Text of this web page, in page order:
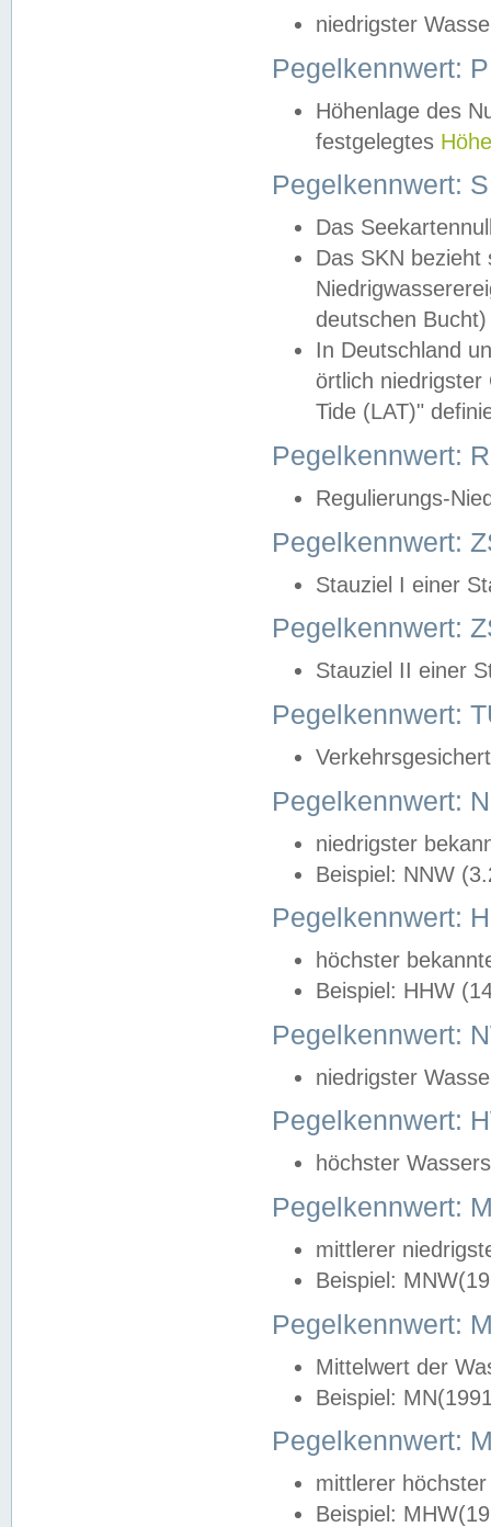
niedrigster
Pegelkennwert:
Höhenlage des
festgelegtes
Pegelkennwert:
Das
Das SKN
deutschen
In Deutschland
örtlich
Tide (LAT)"
Pegelkennwert:
Regulierungs-
Pegelkennwert:
Stauziel I einer
Pegelkennwert:
Stauziel II einer
Pegelkennwert:
Pegelkennwert:
niedrigster
Beispiel: NNW
Pegelkennwert:
höchster
Beispiel: HHW
Pegelkennwert:
niedrigster
Pegelkennwert:
höchster
Pegelkennwert:
mittlerer
Beispiel:
Pegelkennwert:
Mittelwert der
Beispiel:
Pegelkennwert:
mittlerer
Beispiel: